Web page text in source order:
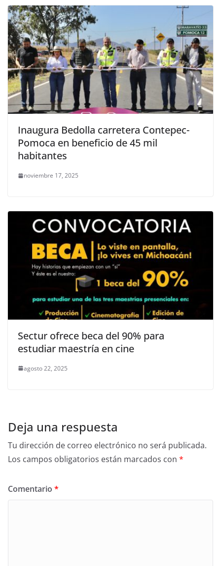
Inaugura Bedolla carretera Contepec-
Pomoca en beneficio de 45 mil
habitantes
noviembre 17, 2025
Sectur ofrece beca del 90% para
estudiar maestría en cine
agosto 22, 2025
Deja una respuesta
Tu dirección de correo electrónico no será publicada.
Los campos obligatorios están marcados con *
Comentario *